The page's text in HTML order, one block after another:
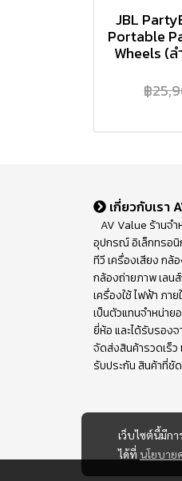
JBL
Portable
Wheels (
฿
เว็บไซต์นี้มีก
ได้ที่ นโยบาย
เกี่ยวกับเรา
AV Value ร้านจำ
อุปกรณ์ อิเล็กทรอนิ
ทีวี เครื่องเสียง กล้
กล้องถ่ายภาพ เลน
เครื่องใช้ ไฟฟ้า ภา
เป็นตัวแทนจำหน่าย
ยี่ห้อ และได้รับรอง
จัดส่งสินค้ารวดเร็ว
รับประกัน สินค้าที่ชั